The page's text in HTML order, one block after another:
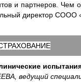
и партнеров. Чем
директор
ведущий